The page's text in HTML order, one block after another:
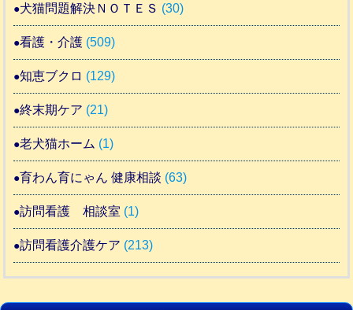
犬猫問題解決ＮＯＴＥＳ (30)
看護・介護 (509)
知恵ブクロ (129)
終末期ケア (21)
老犬猫ホーム (1)
育わん育にゃん 健康相談 (63)
訪問看護 相談室 (1)
訪問看護介護ケア (213)